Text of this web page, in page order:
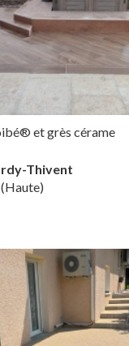
et grès cérame
Thivent